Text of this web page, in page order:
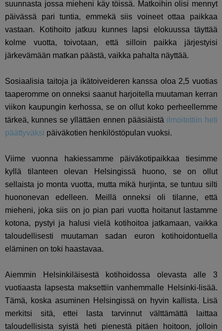
suunnasta jossa mieheni käy töissä. Matkoihin olisi mennyt
päivässä pari tuntia, emmekä siis voineet ottaa paikkaa
vastaan. Kotihoito jatkuu kunnes lapsi elokuussa täyttää
kolme vuotta, toivotaan, että silloin paikka järjestyisi
järkevämään matkan päästä, vaikka pahalta näyttää.
Sosiaalisia taitoja ja ikätoiveideren kanssa oloa 2,5 vuotias
taaperomme on onneksi saanut harjoitella muutaman kerran
viikon kaupungin kerhossa, se on ollut koko perheellemme
tärkeä, kunnes se yllättäen ennen pääsiäistä ilmoitettiin heti
päättyväksi päiväkotien henkilöstöpulan vuoksi.
Viime vuonna hakiessamme päiväkotipaikkaa tiesimme
kyllä tilanteen olevan Helsingissä huono, se on ollut
sellaista jo monta vuotta, mutta mikä hurjinta, se tuntuu silti
huononevan edelleen. Meillä onneksi oli tilanne, että
mieheni, joka siis on jo pian pari vuotta hoitanut lastamme
kotona, pystyi ja halusi vielä kotihoitoa jatkamaan, vaikka
taloudellisesti muutaman sadan euron kotihoidontuella
eläminen on toki haastavaa.
Aiemmin Helsinkiläisestä kotihoidossa olevasta alle 3
vuotiaasta lapsesta maksettiin vanhemmalle Helsinki-lisää.
Tämä, koska asuminen Helsingissä on hyvin kallista. Lisä
merkitsi sitä, ettei lasta tarvinnut välttämättä laittaa
taloudellisista syistä heti pienestä pitäen hoitoon, jolloin